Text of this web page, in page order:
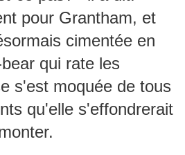
pour Grantham, et
cimentée en
qui rate les
s'est moquée de tous
qu'elle s'effondrerait